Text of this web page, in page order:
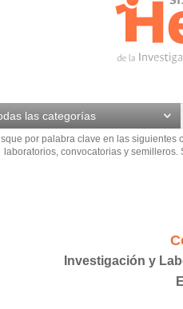
las categorías
por palabra clave en las siguientes
laboratorios, convocatorias y
Investigación y